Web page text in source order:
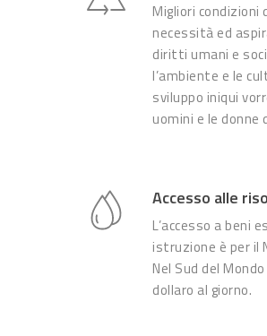
Migliori
necessità ed
diritti umani e
l’ambiente e le
sviluppo iniqui
uomini e le
Accesso alle
L’accesso a beni
istruzione è per il
Nel Sud del
dollaro al giorno.